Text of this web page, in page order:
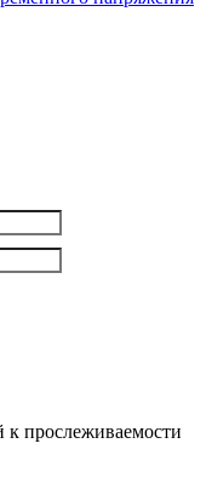
прослеживаемости